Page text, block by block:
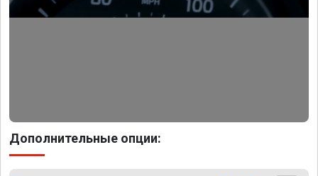
Дополнительные опции: